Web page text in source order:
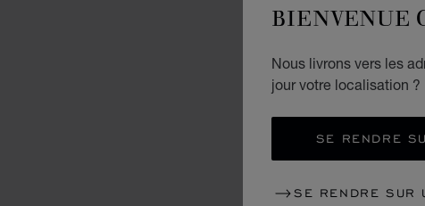
BIENVENUE
Nous livrons vers les
jour votre localisation ?
SE RENDRE
SE RENDRE SUR